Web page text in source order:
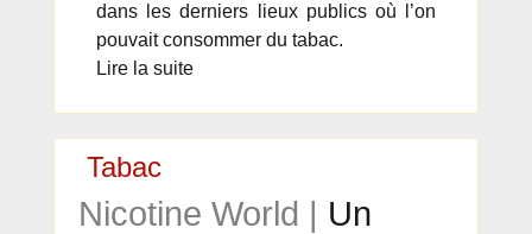
dans les derniers lieux publics où l’on
pouvait consommer du tabac.
Lire la suite
Tabac
Nicotine World | Un